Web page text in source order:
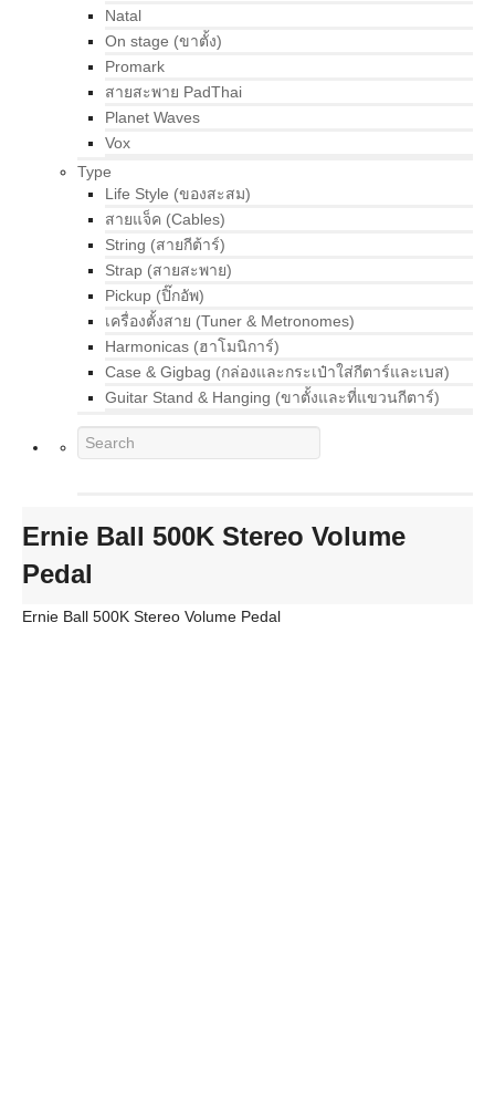
Natal
On stage (ขาตั้ง)
Promark
สายสะพาย PadThai
Planet Waves
Vox
Type
Life Style (ของสะสม)
สายแจ็ค (Cables)
String (สายกีต้าร์)
Strap (สายสะพาย)
Pickup (ปิ๊กอัพ)
เครื่องตั้งสาย (Tuner & Metronomes)
Harmonicas (ฮาโมนิการ์)
Case & Gigbag (กล่องและกระเป๋าใส่กีตาร์และเบส)
Guitar Stand & Hanging (ขาตั้งและที่แขวนกีตาร์)
Ernie Ball 500K Stereo Volume
Pedal
Ernie Ball 500K Stereo Volume Pedal